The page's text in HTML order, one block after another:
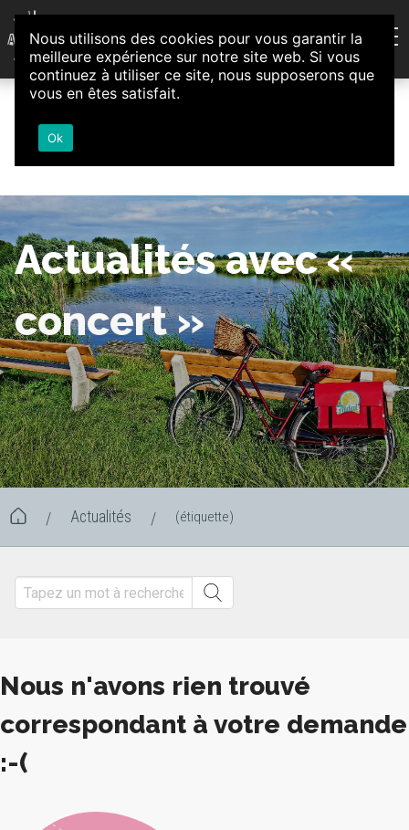
Aller au contenu
Association d'Animation et d'Initiatives Citoyennes
Loire-Authion
Actualités avec «
concert »
/ Actualités / (étiquette)
Nous n'avons rien trouvé
correspondant à votre demande
:-(
Nous utilisons des cookies pour vous garantir la
meilleure expérience sur notre site web. Si vous
continuez à utiliser ce site, nous supposerons que
vous en êtes satisfait.
Ok